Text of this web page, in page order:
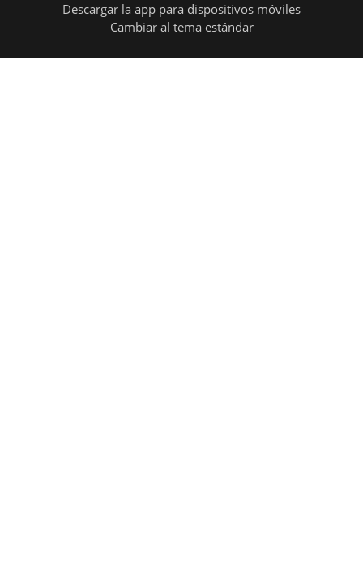
Descargar la app para dispositivos móviles
Cambiar al tema estándar